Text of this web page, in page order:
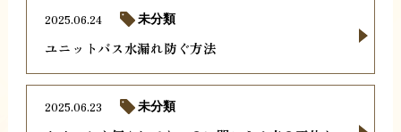
ユニットバス水漏れ防ぐ方法
2025.06.24 未分類
2025.06.23 未分類